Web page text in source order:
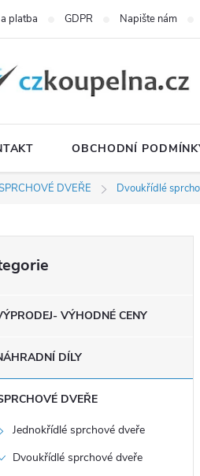
platba GDPR Napište nám
OBCHODNÍ
DVEŘE Dvoukřídlé
VÝHODNÉ CENY
DÍLY
DVEŘE
Jednokřídlé sprchové dveře
Dvoukřídlé sprchové dveře